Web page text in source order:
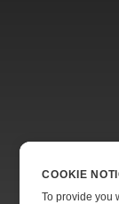
COOKIE
To provide you